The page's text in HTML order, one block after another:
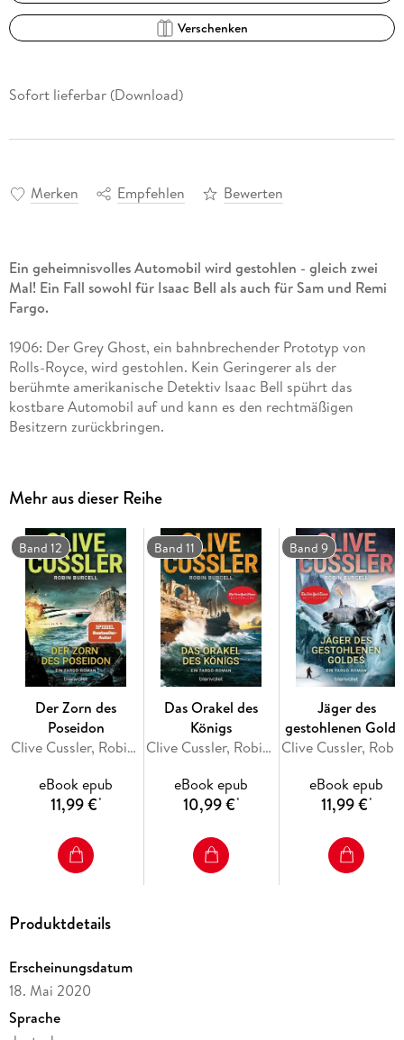
Verschenken
Sofort lieferbar (Download)
Merken Empfehlen Bewerten
Ein geheimnisvolles Automobil wird gestohlen - gleich zwei
Mal! Ein Fall sowohl für Isaac Bell als auch für Sam und Remi
Fargo.
1906: Der Grey Ghost, ein bahnbrechender Prototyp von
Rolls-Royce, wird gestohlen. Kein Geringerer als der
berühmte amerikanische Detektiv Isaac Bell spührt das
kostbare Automobil auf und kann es den rechtmäßigen
Besitzern zurückbringen.
beschließen, ihn aufzuspüren. Doch bald ahnen sie, dass es
um weit mehr geht, als nur um ein Auto. Denn kein noch so
verrückter Sammler würde dafür morden - oder?
Archäologie, Action und Humor für Indiana-Jones-Fans!
Verpassen Sie kein Abenteuer des Schatzjäger-Ehepaars Sam und
Remi Fargo. Alle Romane sind einzeln lesbar.
Mehr aus dieser Reihe
Band 12
Der Zorn des
Poseidon
Clive Cussler, Robin Burcell
eBook epub
11,99 €*
Band 11
Das Orakel des
Königs
Clive Cussler, Robin Burcell
eBook epub
10,99 €*
Band 9
Jäger des
gestohlenen
eBook epub
11,99 €*
Produktdetails
Erscheinungsdatum
18. Mai 2020
Sprache